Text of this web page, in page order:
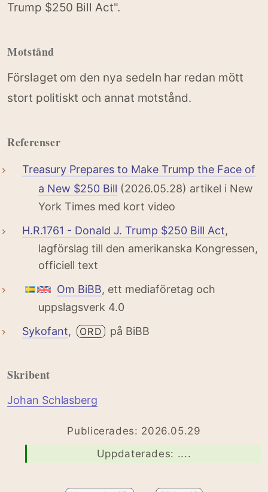
Trump $250 Bill Act".
Motstånd
Förslaget om den nya sedeln har redan mött
stort politiskt och annat motstånd.
Referenser
Treasury Prepares to Make Trump the Face of
a New $250 Bill (2026.05.28) artikel i New
York Times med kort video
H.R.1761 - Donald J. Trump $250 Bill Act,
lagförslag till den amerikanska Kongressen,
officiell text
Om BiBB, ett mediaföretag och
uppslagsverk 4.0
Sykofant, ORD på BiBB
Skribent
Johan Schlasberg
Publicerades: 2026.05.29
Uppdaterades: ....